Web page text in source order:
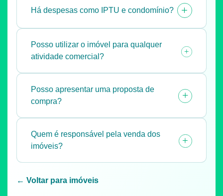
Há despesas como IPTU e condomínio? +
Posso utilizar o imóvel para qualquer
atividade comercial?
+
Posso apresentar uma proposta de
compra?
+
Quem é responsável pela venda dos
imóveis?
+
← Voltar para imóveis